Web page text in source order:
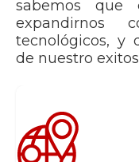
sabemos que
expandirnos
tecnológicos, y
de nuestro